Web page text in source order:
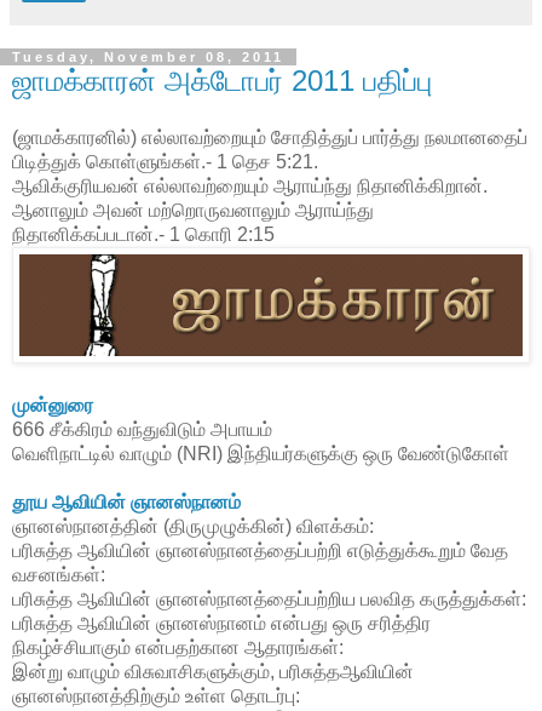
Tuesday, November 08, 2011
ஜாமக்காரன் அக்டோபர் 2011 பதிப்பு
(ஜாமக்காரனில்) எல்லாவற்றையும் சோதித்துப் பார்த்து நலமானதைப்
பிடித்துக் கொள்ளுங்கள்.- 1 தெச 5:21.
ஆவிக்குரியவன் எல்லாவற்றையும் ஆராய்ந்து நிதானிக்கிறான்.
ஆனாலும் அவன் மற்றொருவனாலும் ஆராய்ந்து
நிதானிக்கப்படான்.- 1 கொரி 2:15
முன்னுரை
666 சீக்கிரம் வந்துவிடும் அபாயம்
வெளிநாட்டில் வாழும் (NRI) இந்தியர்களுக்கு ஒரு வேண்டுகோள்
தூய ஆவியின் ஞானஸ்நானம்
ஞானஸ்நானத்தின் (திருமுழுக்கின்) விளக்கம்:
பரிசுத்த ஆவியின் ஞானஸ்நானத்தைப்பற்றி எடுத்துக்கூறும் வேத
வசனங்கள்:
பரிசுத்த ஆவியின் ஞானஸ்நானத்தைப்பற்றிய பலவித கருத்துக்கள்:
பரிசுத்த ஆவியின் ஞானஸ்நானம் என்பது ஒரு சரித்திர
நிகழ்ச்சியாகும் என்பதற்கான ஆதாரங்கள்:
இன்று வாழும் விசுவாசிகளுக்கும், பரிசுத்தஆவியின்
ஞானஸ்நானத்திற்கும் உள்ள தொடர்பு: